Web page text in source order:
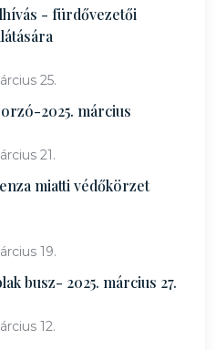
- fürdővezetői
25.
2025. március
21.
miatti védőkörzet
19.
busz- 2025. március 27.
12.